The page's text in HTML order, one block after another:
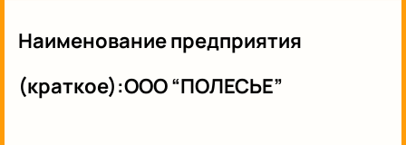
Наименование предприятия
(краткое):ООО “ПОЛЕСЬЕ”